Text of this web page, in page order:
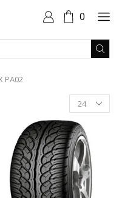
0
PA02
Produktai
puslapyje